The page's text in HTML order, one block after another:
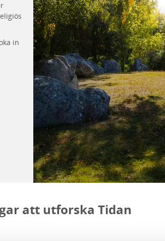
in
att utforska Tidan